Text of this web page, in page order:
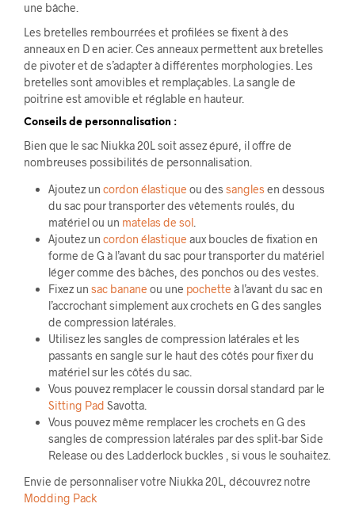
une bâche.
Les bretelles rembourrées et profilées se fixent à des
anneaux en D en acier. Ces anneaux permettent aux bretelles
de pivoter et de s’adapter à différentes morphologies. Les
bretelles sont amovibles et remplaçables. La sangle de
poitrine est amovible et réglable en hauteur.
Conseils de personnalisation :
Bien que le sac Niukka 20L soit assez épuré, il offre de
nombreuses possibilités de personnalisation.
Ajoutez un cordon élastique ou des sangles en dessous
du sac pour transporter des vêtements roulés, du
matériel ou un matelas de sol.
Ajoutez un cordon élastique aux boucles de fixation en
forme de G à l’avant du sac pour transporter du matériel
léger comme des bâches, des ponchos ou des vestes.
Fixez un sac banane ou une pochette à l’avant du sac en
l’accrochant simplement aux crochets en G des sangles
de compression latérales.
Utilisez les sangles de compression latérales et les
passants en sangle sur le haut des côtés pour fixer du
matériel sur les côtés du sac.
Vous pouvez remplacer le coussin dorsal standard par le
Sitting Pad Savotta.
Vous pouvez même remplacer les crochets en G des
sangles de compression latérales par des split-bar Side
Release ou des Ladderlock buckles , si vous le souhaitez.
Envie de personnaliser votre Niukka 20L, découvrez notre
Modding Pack